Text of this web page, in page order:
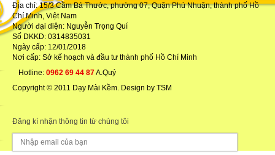
Địa chỉ: 15/3 Cầm Bá Thước, phường 07, Quận Phú Nhuận, thành phố Hồ
Chí Minh, Việt Nam
Người đại diện: Nguyễn Trọng Quí
Số DKKD: 0314835031
Ngày cấp: 12/01/2018
Nơi cấp: Sở kế hoạch và đầu tư thành phố Hồ Chí Minh
Hotline: 0962 69 44 87A.Quý
Copyright © 2011 Dạy Mài Kềm. Design by TSM
Đăng kí nhận thông tin từ chúng tôi